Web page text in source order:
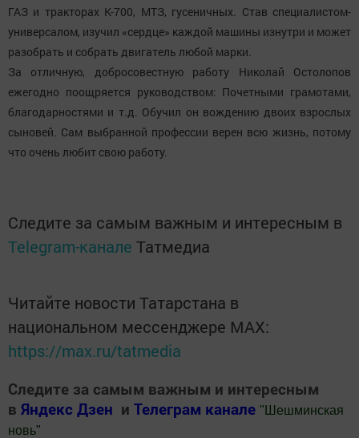
ГАЗ и тракторах К-700, МТЗ, гусеничных. Став специалистом-
универсалом, изучил «сердце» каждой машины изнутри и может
разобрать и собрать двигатель любой марки.
За отличную, добросовестную работу Николай Остолопов
ежегодно поощряется руководством: Почетными грамотами,
благодарностями и т.д. Обучил он вождению двоих взрослых
сыновей. Сам выбранной профессии верен всю жизнь, потому
что очень любит свою работу.
Следите за самым важным и интересным в
Telegram-канале Татмедиа
Читайте новости Татарстана в
национальном мессенджере MАХ:
https://max.ru/tatmedia
Следите за самым важным и интересным
в Яндекс Дзен и Телеграм канале " Шешминская
новь"